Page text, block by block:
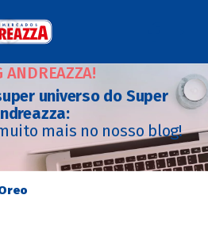
ANDREAZZA!
universo do Super
mais no nosso blog!